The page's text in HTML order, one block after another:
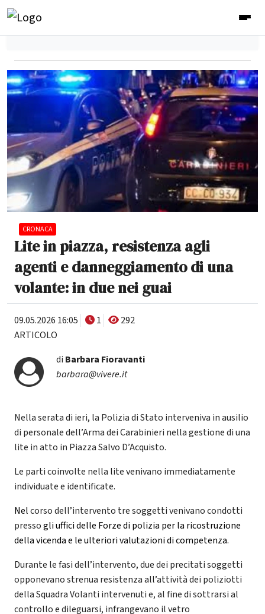
CRONACA
Lite in piazza, resistenza agli
agenti e danneggiamento di una
volante: in due nei guai
09.05.2026 16:05 1
292
ARTICOLO
di Barbara Fioravanti
barbara@vivere.it
Nella serata di ieri, la Polizia di Stato interveniva in ausilio
di personale dell’Arma dei Carabinieri nella gestione di una
lite in atto in Piazza Salvo D’Acquisto.
Le parti coinvolte nella lite venivano immediatamente
individuate e identificate.
Nelcorso dell’intervento tre soggetti venivano condotti
pressogli uffici delle Forze di polizia per la ricostruzione
della vicenda e le ulteriori valutazioni di competenza.
Durante le fasi dell’intervento, due dei precitati soggetti
opponevano strenua resistenza all’attività dei poliziotti
della Squadra Volanti intervenuti e, al fine di sottrarsi al
controllo e dileguarsi, infrangevano il vetro